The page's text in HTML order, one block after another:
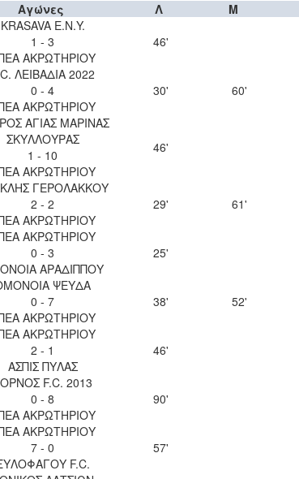
Αγώνες Λ Μ
KRASAVA Ε.Ν.Y.
1 - 3
ΑΚΡΩΤΗΡΙΟΥ
46'
ΛΕΙΒΑΔΙΑ 2022
0 - 4
ΑΚΡΩΤΗΡΙΟΥ
30'
60'
ΑΓΙΑΣ ΜΑΡΙΝΑΣ
ΣΚΥΛΛΟΥΡΑΣ
1 - 10
ΑΚΡΩΤΗΡΙΟΥ
46'
ΓΕΡΟΛΑΚΚΟΥ
2 - 2
ΑΚΡΩΤΗΡΙΟΥ
29'
61'
ΑΚΡΩΤΗΡΙΟΥ
0 - 3
ΑΡΑΔΙΠΠΟΥ
25'
ΨΕΥΔΑ
0 - 7
ΑΚΡΩΤΗΡΙΟΥ
38'
52'
ΑΚΡΩΤΗΡΙΟΥ
2 - 1
ΑΣΠΙΣ ΠΥΛΑΣ
46'
F.C. 2013
0 - 8
ΑΚΡΩΤΗΡΙΟΥ
90'
ΑΚΡΩΤΗΡΙΟΥ
7 - 0
F.C.
57'